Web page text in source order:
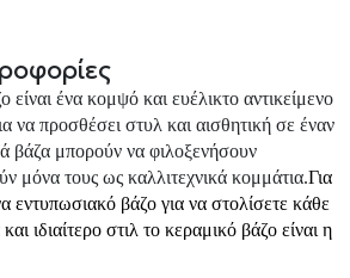
είναι ένα κομψό και ευέλικτο αντικείμενο
να προσθέσει στυλ και αισθητική σε έναν
βάζα μπορούν να φιλοξενήσουν
μόνα τους ως καλλιτεχνικά κομμάτια.Για
εντυπωσιακό βάζο για να στολίσετε κάθε
ιδιαίτερο στιλ το κεραμικό βάζο είναι η